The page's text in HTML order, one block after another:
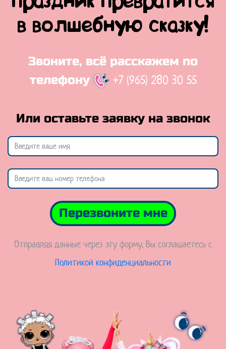
в волшебную сказку!
Звоните, всё расскажем по
телефону
+7 (965) 280 30 55
Или оставьте заявку на звонок
Перезвоните мне
Отправляя данные через эту форму, Вы соглашаетесь с
Политикой конфиденциальности